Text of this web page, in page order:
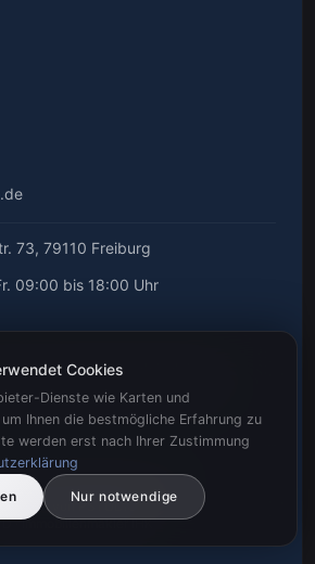
73, 79110 Freiburg
09:00 bis 18:00 Uhr
Widerrufsbelehrung
Cookie-Einstellungen
HI - Heid Immobilien GmbH
Erstellt von PSTUDIO
· Immobilienmakler IHK
Cookies
Dienste wie Karten und
Ihnen die bestmögliche Erfahrung zu
werden erst nach Ihrer Zustimmung
Nur notwendige